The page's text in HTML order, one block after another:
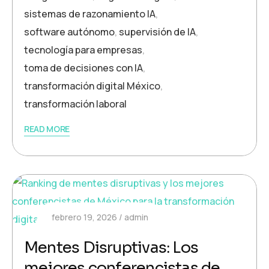
sistemas de razonamiento IA,
software autónomo, supervisión de IA,
tecnología para empresas,
toma de decisiones con IA,
transformación digital México,
transformación laboral
READ MORE
febrero 19, 2026 admin
Mentes Disruptivas: Los